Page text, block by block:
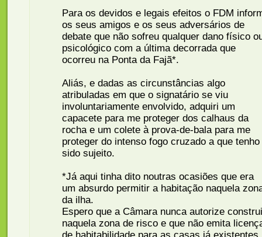
Para os devidos e legais efeitos o FDM
os seus amigos e os seus adversários de
debate que não sofreu qualquer dano físico
psicológico com a última decorrada que
ocorreu na Ponta da Fajã*.
Aliás, e dadas as circunstâncias algo
atribuladas em que o signatário se viu
involuntariamente envolvido, adquiri um
capacete para me proteger dos calhaus da
rocha e um colete à prova-de-bala para me
proteger do intenso fogo cruzado a que tenho
sido sujeito.
*Já aqui tinha dito noutras ocasiões que era
um absurdo permitir a habitação naquela
da ilha.
Espero que a Câmara nunca autorize
naquela zona de risco e que não emita